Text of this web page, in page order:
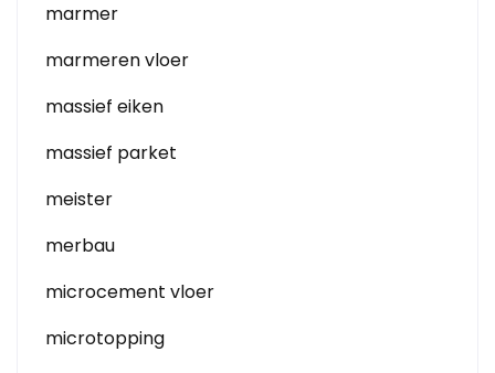
marmer
marmeren vloer
massief eiken
massief parket
meister
merbau
microcement vloer
microtopping